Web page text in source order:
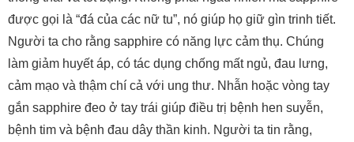
được gọi là “đá của các nữ tu”, nó giúp họ giữ gìn trinh tiết.
Người ta cho rằng sapphire có năng lực cảm thụ. Chúng
làm giảm huyết áp, có tác dụng chống mất ngủ, đau lưng,
cảm mạo và thậm chí cả với ung thư. Nhẫn hoặc vòng tay
gắn sapphire đeo ở tay trái giúp điều trị bệnh hen suyễn,
bệnh tim và bệnh đau dây thần kinh. Người ta tin rằng,